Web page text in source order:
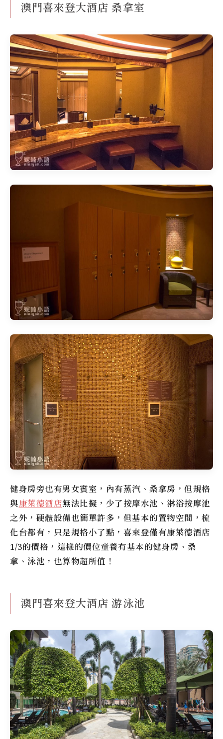
澳門喜來登大酒店 桑拿室
健身房旁也有男女賓室，內有蒸汽、桑拿房，但規格
與康萊德酒店無法比擬，少了按摩水池、淋浴按摩池
之外，硬體設備也簡單許多，但基本的置物空間，梳
化台都有，只是規格小了點，喜來登僅有康萊德酒店
1/3的價格，這樣的價位童養有基本的健身房、桑
拿、泳池，也算物超所值！
澳門喜來登大酒店 游泳池